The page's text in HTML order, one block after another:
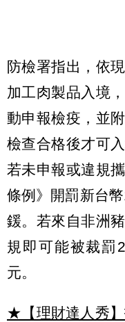
防檢署指出，依
加工肉製品入境
動申報檢疫，並
檢查合格後才可
若未申報或違規
條例》開罰新台
鍰。若來自非洲
規即可能被裁罰
元。
★【理財達人秀】